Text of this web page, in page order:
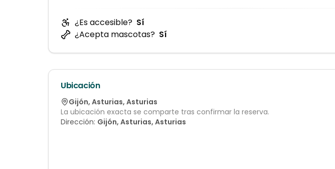
¿Es accesible? Sí
¿Acepta mascotas? Sí
Ubicación
Gijón, Asturias, Asturias
La ubicación exacta se comparte tras confirmar la reserva.
Dirección: Gijón, Asturias, Asturias